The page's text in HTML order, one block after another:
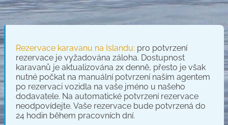
Rezervace karavanu na Islandu: pro potvrzení
rezervace je vyžadována záloha. Dostupnost
karavanů je aktualizována 2x denně, přesto je však
nutné počkat na manuální potvrzení naším agentem
po rezervaci vozidla na vaše jméno u našeho
dodavatele. Na automatické potvrzení rezervace
neodpovídejte. Vaše rezervace bude potvrzená do
24 hodin během pracovních dní.